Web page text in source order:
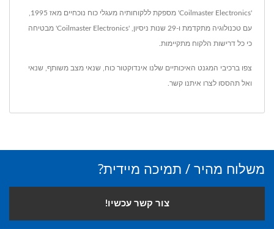
עם טכנולוגיה מתקדמת ו-29 שנות ניסיון, 'Coilmaster Electronics' מבטיחה
כי כל דרישות הלקוח מתקיימות.
צפו ברכיבי המגנט האיכותיים שלנו אינדוקטור כוח שנאי מצב משותף שנאי
ואל תהססו לצרו איתנו קשר
משלוח מהיר / תמיכה מיידית?
צור קשר עכשיו!